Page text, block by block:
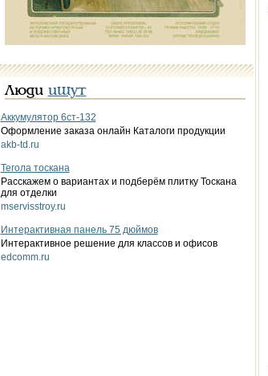
Люди ищут
Аккумулятор 6ст-132
Оформление заказа онлайн Каталоги продукции
akb-td.ru
Тегола тоскана
Расскажем о вариантах и подберём плитку Тоскана
для отделки
mservisstroy.ru
Интерактивная панель 75 дюймов
Интерактивное решение для классов и офисов
edcomm.ru